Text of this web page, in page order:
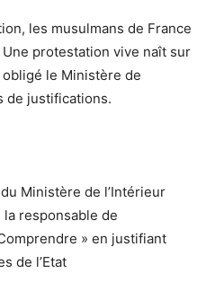
les musulmans de France
protestation vive naît sur
le Ministère de
de justifications.
Ministère de l’Intérieur
responsable de
» en justifiant
de l’Etat